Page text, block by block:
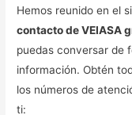
Hemos reunido en el
contacto de VEIASA
puedas conversar de
información. Obtén
los números de
ti: